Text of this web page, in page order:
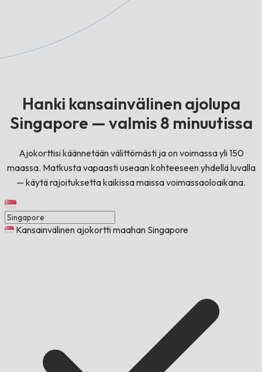
Hanki kansainvälinen ajolupa
Singapore — valmis 8 minuutissa
Ajokorttisi käännetään välittömästi ja on voimassa yli 150
maassa. Matkusta vapaasti useaan kohteeseen yhdellä luvalla
— käytä rajoituksetta kaikissa maissa voimassaoloaikana.
Kansainvälinen ajokortti maahan Singapore